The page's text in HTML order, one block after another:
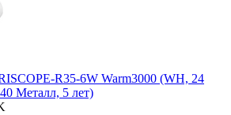
R35-6W Warm3000 (WH, 24
Металл, 5 лет)